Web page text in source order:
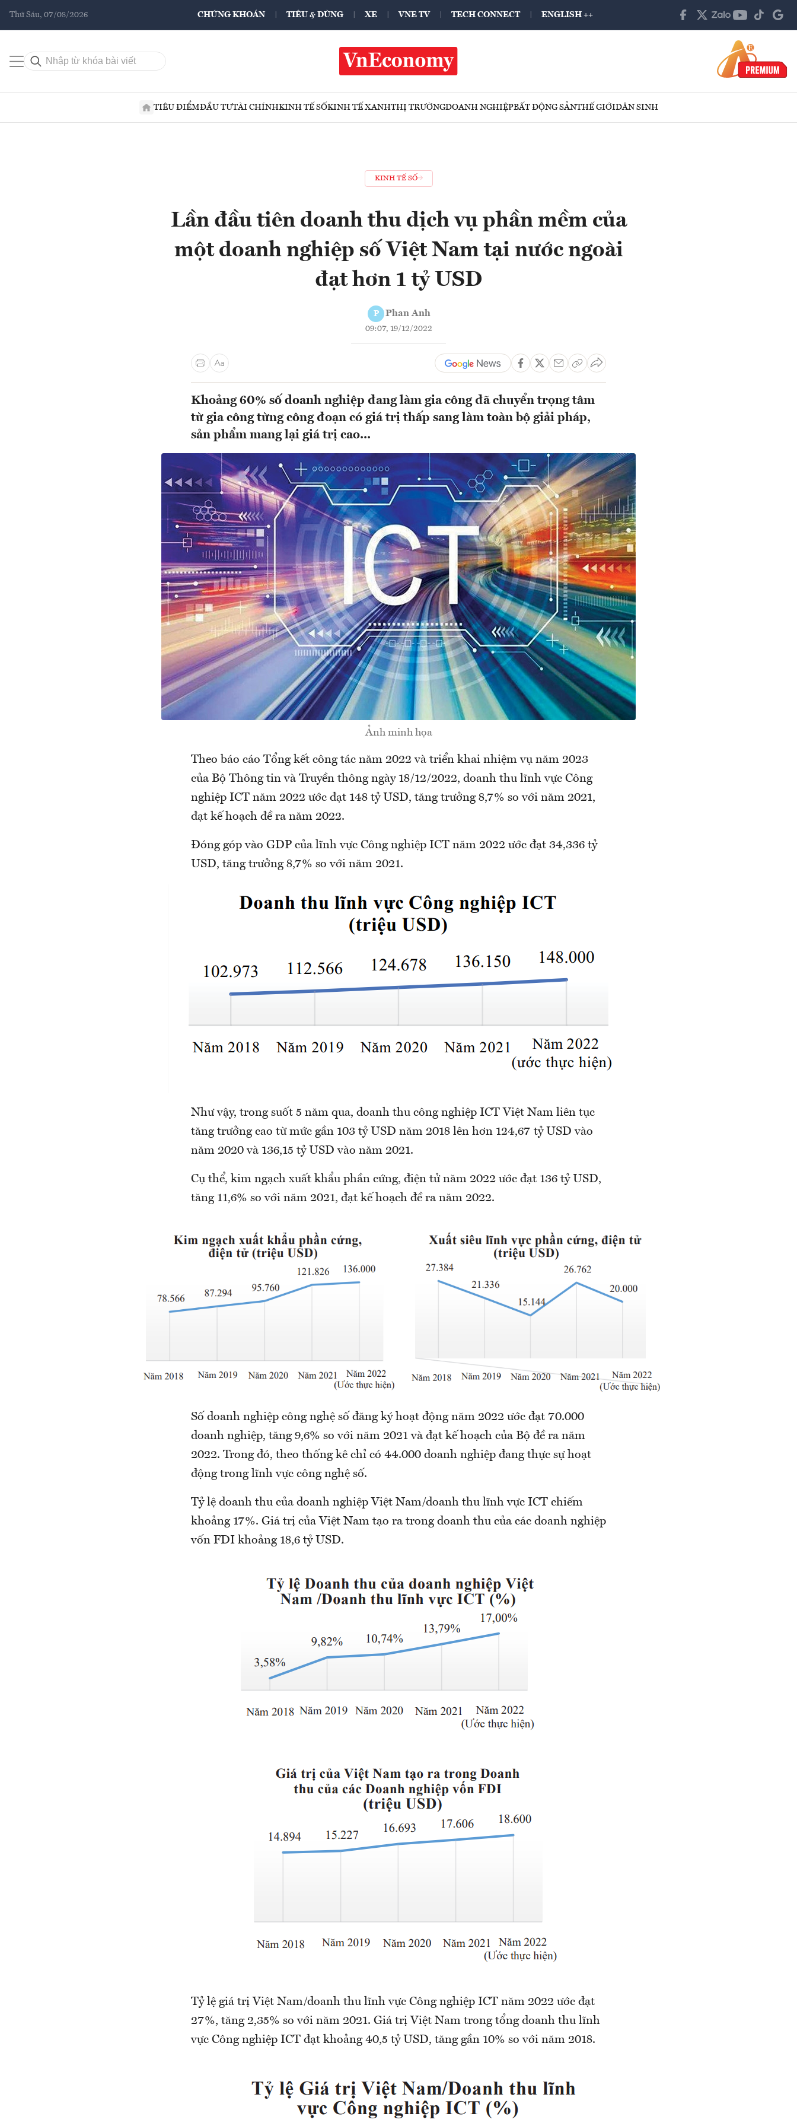
Thứ Sáu, 07/08/2026 CHỨNG KHOÁN TIÊU & DÙNG XE VNE TV TECH CONNECT ENGLISH ++
TIÊU ĐIỂMĐẦU TƯTÀI CHÍNHKINH TẾ SỐKINH TẾ XANHTHỊ TRƯỜNGDOANH NGHIỆPBẤT ĐỘNG SẢNTHẾ GIỚIDÂN SINH
KINH TẾ SỐ
Lần đầu tiên doanh thu dịch vụ phần mềm của
một doanh nghiệp số Việt Nam tại nước ngoài
đạt hơn 1 tỷ USD
P Phan Anh
09:07, 19/12/2022
Khoảng 60% số doanh nghiệp đang làm gia công đã chuyển trọng tâm
từ gia công từng công đoạn có giá trị thấp sang làm toàn bộ giải pháp,
sản phẩm mang lại giá trị cao...
Ảnh minh họa
Theo báo cáo Tổng kết công tác năm 2022 và triển khai nhiệm vụ năm 2023
của Bộ Thông tin và Truyền thông ngày 18/12/2022, doanh thu lĩnh vực Công
nghiệp ICT năm 2022 ước đạt 148 tỷ USD, tăng trưởng 8,7% so với năm 2021,
đạt kế hoạch đề ra năm 2022.
Đóng góp vào GDP của lĩnh vực Công nghiệp ICT năm 2022 ước đạt 34,336 tỷ
USD, tăng trưởng 8,7% so với năm 2021.
Như vậy, trong suốt 5 năm qua, doanh thu công nghiệp ICT Việt Nam liên tục
tăng trưởng cao từ mức gần 103 tỷ USD năm 2018 lên hơn 124,67 tỷ USD vào
năm 2020 và 136,15 tỷ USD vào năm 2021.
Cụ thể, kim ngạch xuất khẩu phần cứng, điện tử năm 2022 ước đạt 136 tỷ USD,
tăng 11,6% so với năm 2021, đạt kế hoạch đề ra năm 2022.
Số doanh nghiệp công nghệ số đăng ký hoạt động năm 2022 ước đạt 70.000
doanh nghiệp, tăng 9,6% so với năm 2021 và đạt kế hoạch của Bộ đề ra năm
2022. Trong đó, theo thống kê chỉ có 44.000 doanh nghiệp đang thực sự hoạt
động trong lĩnh vực công nghệ số.
Tỷ lệ doanh thu của doanh nghiệp Việt Nam/doanh thu lĩnh vực ICT chiếm
khoảng 17%. Giá trị của Việt Nam tạo ra trong doanh thu của các doanh nghiệp
vốn FDI khoảng 18,6 tỷ USD.
Tỷ lệ giá trị Việt Nam/doanh thu lĩnh vực Công nghiệp ICT năm 2022 ước đạt
27%, tăng 2,35% so với năm 2021. Giá trị Việt Nam trong tổng doanh thu lĩnh
vực Công nghiệp ICT đạt khoảng 40,5 tỷ USD, tăng gần 10% so với năm 2018.